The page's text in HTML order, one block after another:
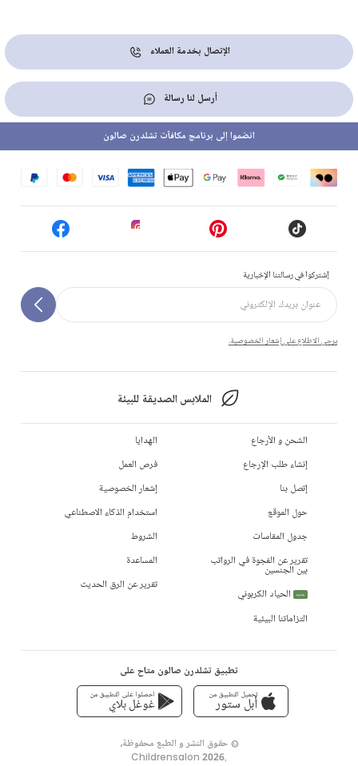
الإتصال بخدمة العملاء
أرسل لنا رسالة
إشتركوا في رسالتنا الإخبارية
يرجى الاطلاع على إشعار الخصوصية.
الملابس الصديقة للبيئة
انضموا إلى برنامج مكافآت تشلدرن صالون
الشحن و الأرجاع
إنشاء طلب الإرجاع
إتصل بنا
حول الموقع
جدول المقاسات
تقرير عن الفجوة في الرواتب
بين الجنسين
جديد
الحياد الكربوني
التزاماتنا البيئية
الهدايا
فرص العمل
إشعار الخصوصية
استخدام الذكاء الاصطناعي
الشروط
المساعدة
تقرير عن الرق الحديث
تطبيق تشلدرن صالون متاح على
تحميل التطبيق من
أبل ستور
احصلوا على التطبيق من
غوغل بلاي
© حقوق النشر و الطبع محفوظة،
,
Childrensalon 2026